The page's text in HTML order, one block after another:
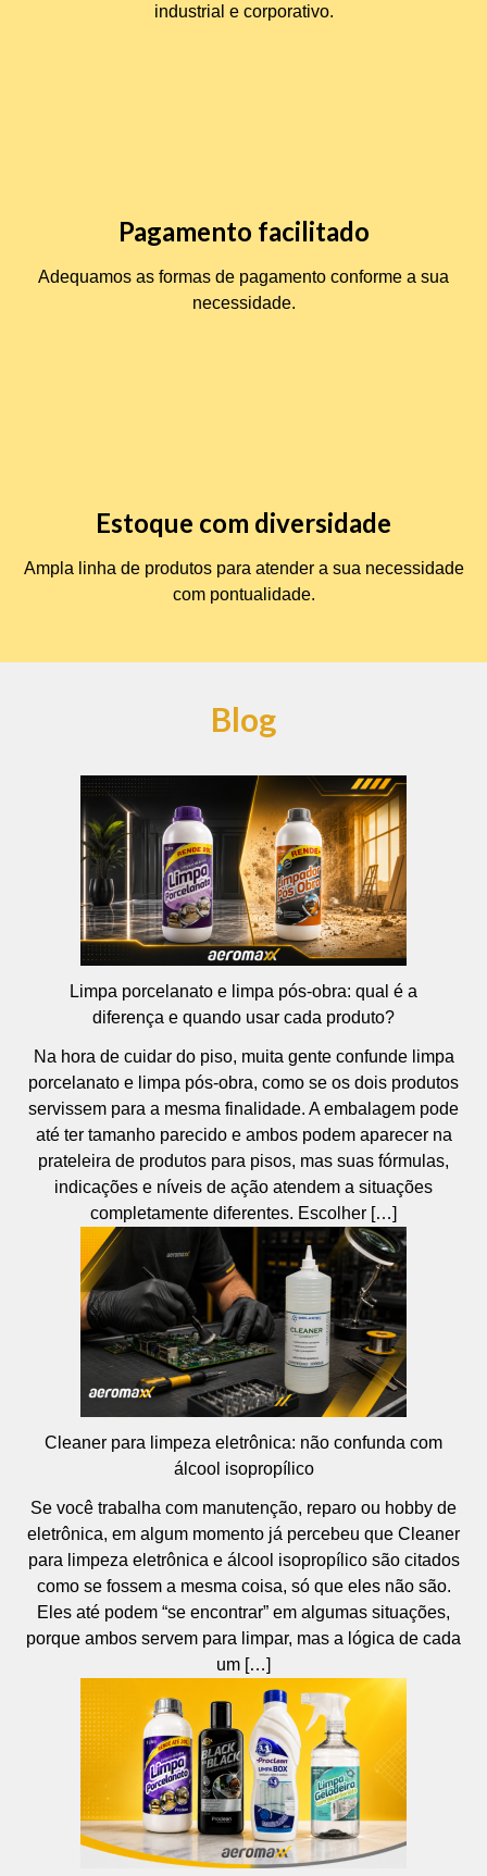
industrial e corporativo.
Pagamento facilitado
Adequamos as formas de pagamento conforme a sua
necessidade.
Estoque com diversidade
Ampla linha de produtos para atender a sua necessidade
com pontualidade.
Blog
Limpa porcelanato e limpa pós-obra: qual é a
diferença e quando usar cada produto?
Na hora de cuidar do piso, muita gente confunde limpa
porcelanato e limpa pós-obra, como se os dois produtos
servissem para a mesma finalidade. A embalagem pode
até ter tamanho parecido e ambos podem aparecer na
prateleira de produtos para pisos, mas suas fórmulas,
indicações e níveis de ação atendem a situações
completamente diferentes. Escolher […]
Cleaner para limpeza eletrônica: não confunda com
álcool isopropílico
Se você trabalha com manutenção, reparo ou hobby de
eletrônica, em algum momento já percebeu que Cleaner
para limpeza eletrônica e álcool isopropílico são citados
como se fossem a mesma coisa, só que eles não são.
Eles até podem “se encontrar” em algumas situações,
porque ambos servem para limpar, mas a lógica de cada
um […]